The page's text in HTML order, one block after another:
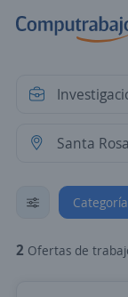
Categoría
2 Ofertas de trabajo de